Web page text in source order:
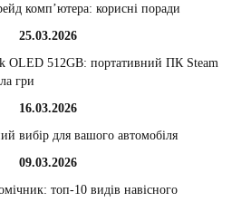
комп’ютера: корисні поради
25.03.2026
OLED 512GB: портативний ПК Steam
гри
16.03.2026
вибір для вашого автомобіля
09.03.2026
топ-10 видів навісного